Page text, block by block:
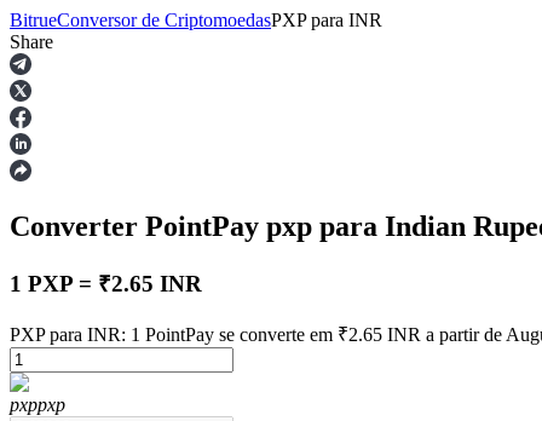
Futuros
Futuros usando USDT como garantia
BitrueConversor de CriptomoedasPXP para INR
Share
Converter PointPay pxp para Indian
1 PXP = ₹2.65 INR
PXP para INR: 1 PointPay se converte em ₹2.65 INR a partir de
pxppxp